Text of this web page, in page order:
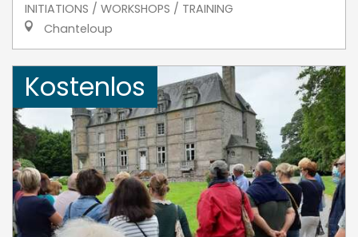
INITIATIONS / WORKSHOPS / TRAINING
Chanteloup
Kostenlos